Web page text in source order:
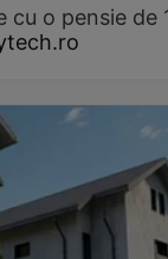
cu o pensie de